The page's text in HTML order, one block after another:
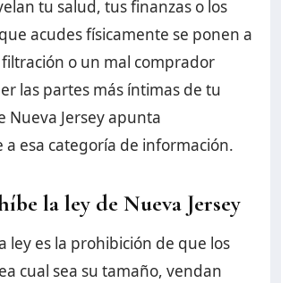
tu salud, tus finanzas o los
acudes físicamente se ponen a
o un mal comprador
las partes más íntimas de tu
Nueva Jersey apunta
a esa categoría de información.
la ley de Nueva Jersey
ley es la prohibición de que los
cual sea su tamaño, vendan